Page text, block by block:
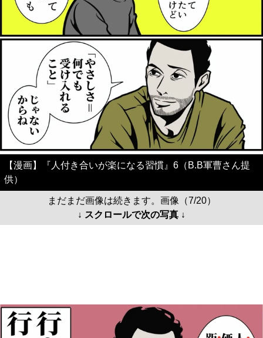
【漫画】『人付き合いが楽になる習慣』6（B.B軍曹さん提
供）
まだまだ画像は続きます。画像（7/20）
↓ スクロールで次の写真 ↓